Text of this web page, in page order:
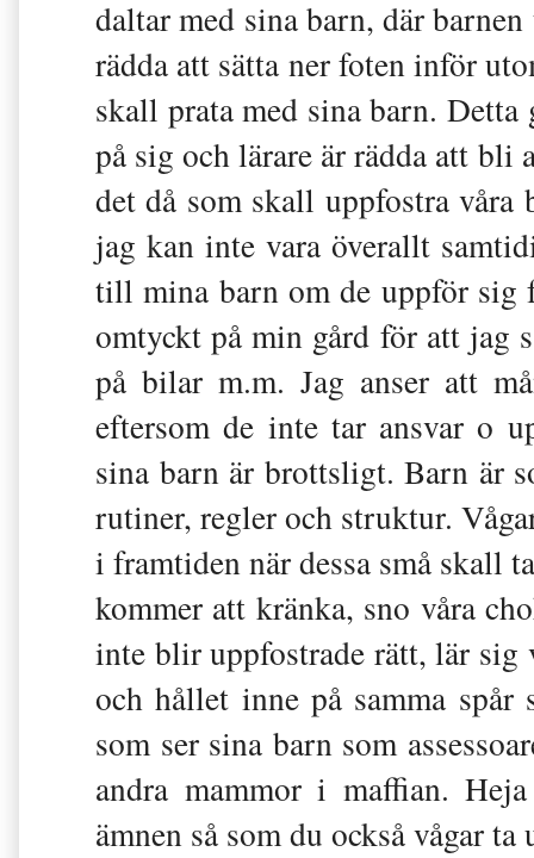
daltar med sina barn, där
rädda att sätta ner foten inför
skall prata med sina barn.
på sig och lärare är rädda att bli
det då som skall uppfostra våra
jag kan inte vara överallt
till mina barn om de uppför
omtyckt på min gård för att jag
på bilar m.m. Jag anser att
eftersom de inte tar ansvar o
sina barn är brottsligt. Barn är
rutiner, regler och struktur.
i framtiden när dessa små skall
kommer att kränka, sno våra
inte blir uppfostrade rätt, lär sig
och hållet inne på samma spår
som ser sina barn som
andra mammor i maffian.
ämnen så som du också vågar ta